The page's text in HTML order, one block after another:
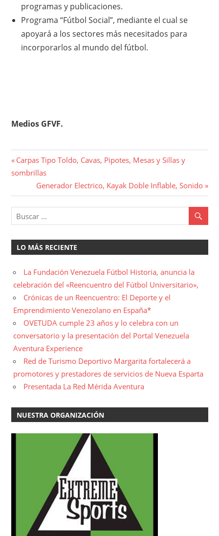
programas y publicaciones.
Programa “Fútbol Social”, mediante el cual se
apoyará a los sectores más necesitados para
incorporarlos al mundo del fútbol.
Medios GFVF.
Navegación
de
entradas
Entrada
anterior:
Carpas Tipo Toldo, Cavas, Pipotes, Mesas y Sillas y
sombrillas
Entrada
siguiente:
Generador Electrico, Kayak Doble Inflable, Sonido
LO MÁS RECIENTE
La Fundación Venezuela Fútbol Historia, anuncia la
celebración del «Reencuentro del Fútbol Universitario»,
Crónicas de un Reencuentro: El Deporte y el
Emprendimiento Venezolano en España*
OVETUDA cumple 23 años y lo celebra con un
conversatorio y la presentación del Portal Venezuela
Aventura Experience
Red de Turismo Deportivo Margarita fortalecerá a
promotores y prestadores de servicios de Nueva Esparta
Presentada La Red Mérida Aventura
NUESTRA ORGANIZACIÓN